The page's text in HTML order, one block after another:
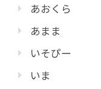
あおくら
あまま
いそぴー
いま